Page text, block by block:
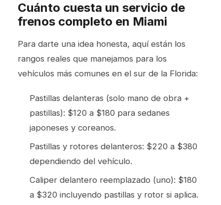
Cuánto cuesta un servicio de
frenos completo en Miami
Para darte una idea honesta, aquí están los
rangos reales que manejamos para los
vehículos más comunes en el sur de la Florida:
Pastillas delanteras (solo mano de obra +
pastillas): $120 a $180 para sedanes
japoneses y coreanos.
Pastillas y rotores delanteros: $220 a $380
dependiendo del vehículo.
Caliper delantero reemplazado (uno): $180
a $320 incluyendo pastillas y rotor si aplica.